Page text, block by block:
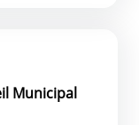
Municipal